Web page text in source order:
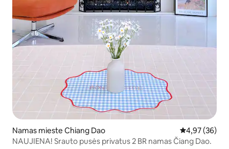
Namas mieste Chiang Dao Vidutinis
4,97 (36)
NAUJIENA! Srauto pusės privatus 2 BR namas Čiang Dao.